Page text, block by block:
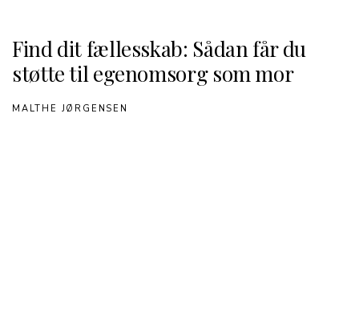
Find dit fællesskab: Sådan får du
støtte til egenomsorg som mor
MALTHE JØRGENSEN